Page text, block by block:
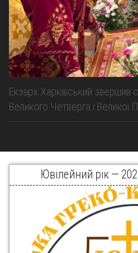
Екзарх Харківський звершив
Великого Четверга і Великої
Ювілейний рік —